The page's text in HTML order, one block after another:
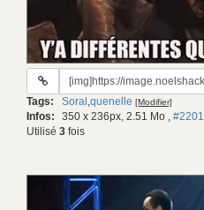
URL
gif:
Tags: Soral ,quenelle [Modifier]
Infos: 350 x 236px, 2.51 Mo , #2201
Utilisé 3 fois